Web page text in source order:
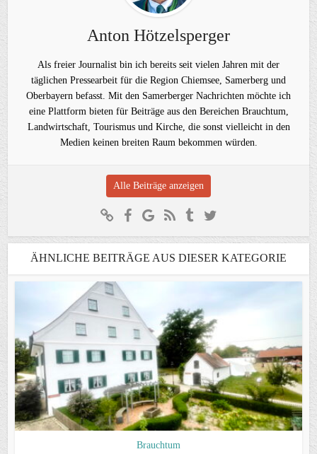
Anton Hötzelsperger
Als freier Journalist bin ich bereits seit vielen Jahren mit der
täglichen Pressearbeit für die Region Chiemsee, Samerberg und
Oberbayern befasst. Mit den Samerberger Nachrichten möchte ich
eine Plattform bieten für Beiträge aus den Bereichen Brauchtum,
Landwirtschaft, Tourismus und Kirche, die sonst vielleicht in den
Medien keinen breiten Raum bekommen würden.
Alle Beiträge anzeigen
ÄHNLICHE BEITRÄGE AUS DIESER KATEGORIE
Brauchtum